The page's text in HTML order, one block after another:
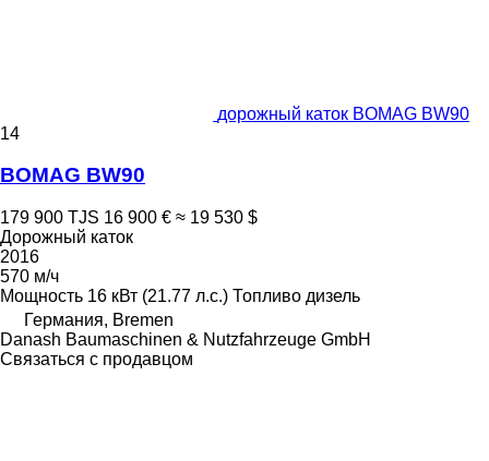
дорожный каток BOMAG BW90
14
BOMAG BW90
179 900 TJS 16 900 € ≈ 19 530 $
Дорожный каток
2016
570 м/ч
Мощность 16 кВт (21.77 л.с.) Топливо дизель
Германия, Bremen
Danash Baumaschinen & Nutzfahrzeuge GmbH
Связаться с продавцом